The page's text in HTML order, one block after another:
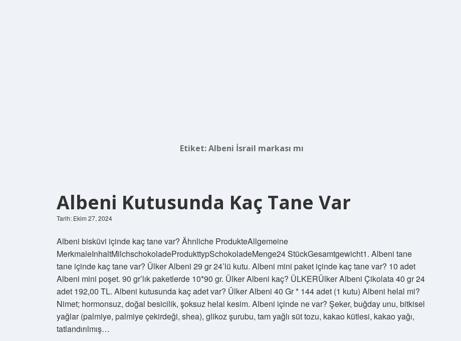
Etiket:Albeni İsrail markası mı
Albeni Kutusunda Kaç Tane Var
Tarih: Ekim 27, 2024
Albeni bisküvi içinde kaç tane var? Ähnliche ProdukteAllgemeine
MerkmaleInhaltMilchschokoladeProdukttypSchokoladeMenge24 StückGesamtgewicht1. Albeni tane
tane içinde kaç tane var? Ülker Albeni 29 gr 24’lü kutu. Albeni mini paket içinde kaç tane var? 10 adet
Albeni mini poşet. 90 gr’lık paketlerde 10*90 gr. Ülker Albeni kaç? ÜLKERÜlker Albeni Çikolata 40 gr 24
adet 192,00 TL. Albeni kutusunda kaç adet var? Ülker Albeni 40 Gr * 144 adet (1 kutu) Albeni helal mi?
Nimet; hormonsuz, doğal besicilik, şoksuz helal kesim. Albeni içinde ne var? Şeker, buğday unu, bitkisel
yağlar (palmiye, palmiye çekirdeği, shea), glikoz şurubu, tam yağlı süt tozu, kakao kütlesi, kakao yağı,
tatlandırılmış…